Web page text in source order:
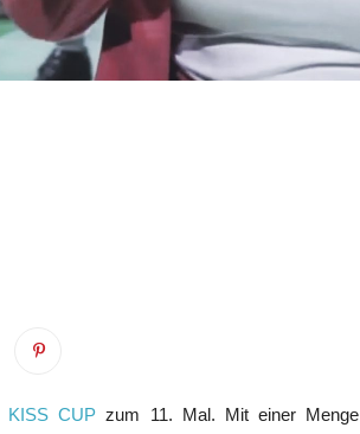
KISS CUP zum 11. Mal. Mit einer Menge